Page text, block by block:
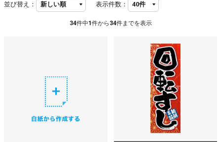
並び替え： 表示件数：
34件中1 件から 34件までを表示